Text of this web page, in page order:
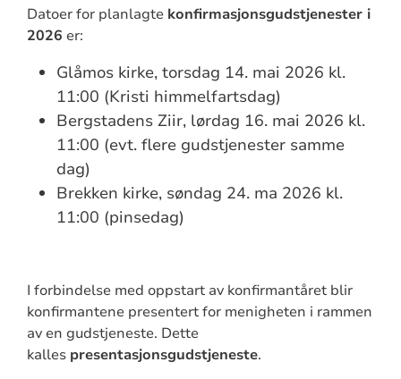
Datoer for planlagte konfirmasjonsgudstjenester i
2026 er:
Glåmos kirke, torsdag 14. mai 2026 kl.
11:00 (Kristi himmelfartsdag)
Bergstadens Ziir, lørdag 16. mai 2026 kl.
11:00 (evt. flere gudstjenester samme
dag)
Brekken kirke, søndag 24. ma 2026 kl.
11:00 (pinsedag)
I forbindelse med oppstart av konfirmantåret blir
konfirmantene presentert for menigheten i rammen
av en gudstjeneste. Dette
kalles presentasjonsgudstjeneste.